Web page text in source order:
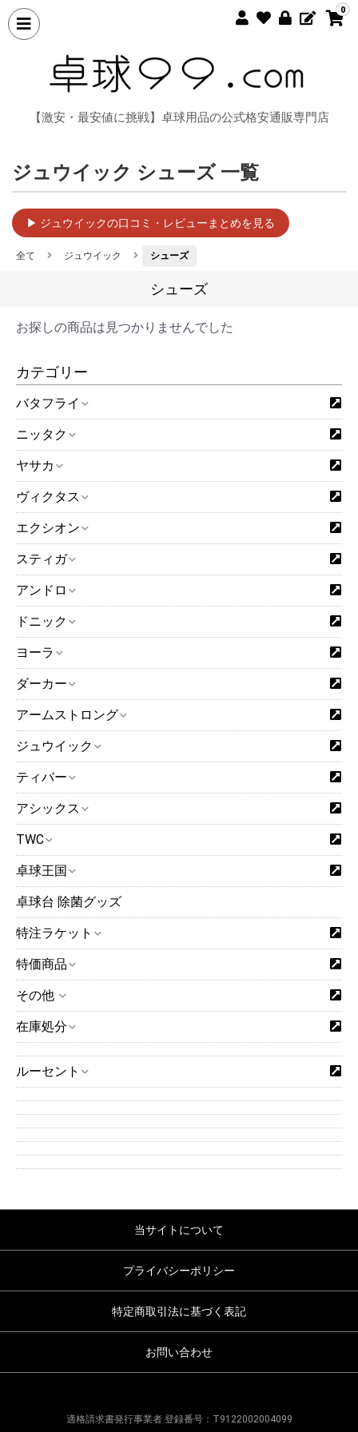
0
【激安・最安値に挑戦】卓球用品の公式格安通販専門店
カテゴリー
バタフライ
ニッタク
ヤサカ
ヴィクタス
エクシオン
スティガ
アンドロ
ドニック
ヨーラ
ダーカー
アームストロング
ジュウイック
ティバー
アシックス
TWC
卓球王国
卓球台 除菌グッズ
特注ラケット
特価商品
その他
在庫処分
ルーセント
ジュウイック シューズ 一覧
▶ ジュウイックの口コミ・レビューまとめを見る
全て ジュウイック シューズ
シューズ
お探しの商品は見つかりませんでした
当サイトについて
プライバシーポリシー
特定商取引法に基づく表記
お問い合わせ
適格請求書発行事業者 登録番号：T9122002004099